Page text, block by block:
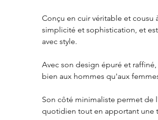
Conçu en cuir véritable et cousu
simplicité et sophistication, et
avec style.
Avec son design épuré et raffiné,
bien aux hommes qu'aux
Son côté minimaliste permet de
quotidien tout en apportant une